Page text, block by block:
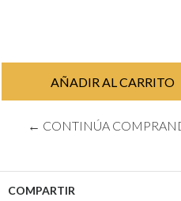
← CONTINÚA
COMPARTIR